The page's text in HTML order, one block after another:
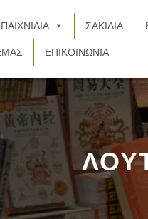
ΠΑΙΧΝΙΔΙΑ ΣΑΚΙΔΙΑ
ΕΠΙΚΟΙΝΩΝΙΑ